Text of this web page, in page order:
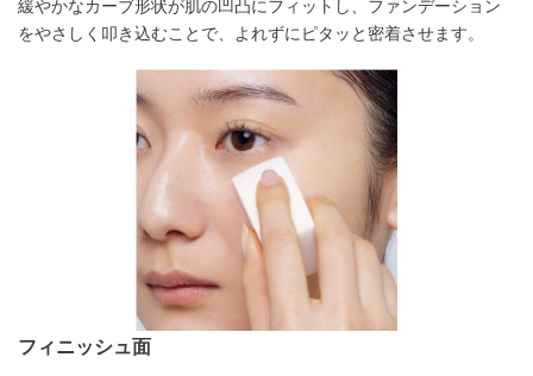
緩やかなカーブ形状が肌の凹凸にフィットし、ファンデーション
をやさしく叩き込むことで、よれずにピタッと密着させます。
フィニッシュ面